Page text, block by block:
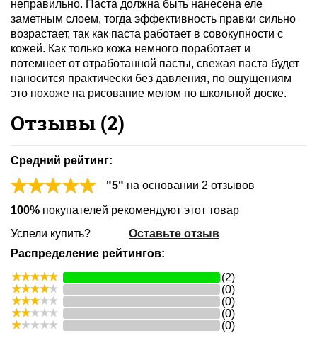
неправильно. Паста должна быть нанесена еле
заметным слоем, тогда эффективность правки сильно
возрастает, так как паста работает в совокупности с
кожей. Как только кожа немного поработает и
потемнеет от отработанной пасты, свежая паста будет
наносится практически без давления, по ощущениям
это похоже на рисование мелом по школьной доске.
Отзывы (2)
Средний рейтинг:
"5" на основании 2 отзывов
100% покупателей рекомендуют этот товар
Успели купить?
Оставьте отзыв
Распределение рейтингов:
(2)
(0)
(0)
(0)
(0)